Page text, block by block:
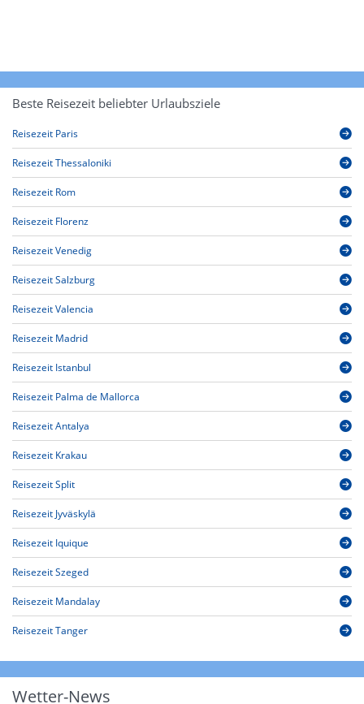
Beste Reisezeit beliebter Urlaubsziele
Reisezeit Paris
Reisezeit Thessaloniki
Reisezeit Rom
Reisezeit Florenz
Reisezeit Venedig
Reisezeit Salzburg
Reisezeit Valencia
Reisezeit Madrid
Reisezeit Istanbul
Reisezeit Palma de Mallorca
Reisezeit Antalya
Reisezeit Krakau
Reisezeit Split
Reisezeit Jyväskylä
Reisezeit Iquique
Reisezeit Szeged
Reisezeit Mandalay
Reisezeit Tanger
Wetter-News